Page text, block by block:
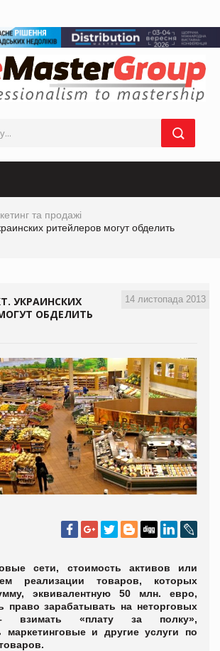
та продажі
ритейлеров могут обделить
14 листопада 2013
УКРАИНСКИХ
ОБДЕЛИТЬ
сети, стоимость активов или
реализации товаров, которых
эквивалентную 50 млн. евро,
право зарабатывать на неторговых
взимать «плату за полку»,
маркетинговые и другие услуги по